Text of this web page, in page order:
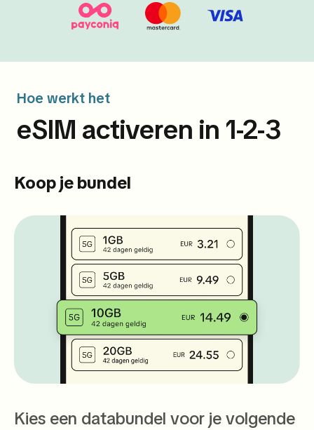
Hoe werkt het
eSIM activeren in 1-2-3
Koop je bundel
Kies een databundel voor je volgende